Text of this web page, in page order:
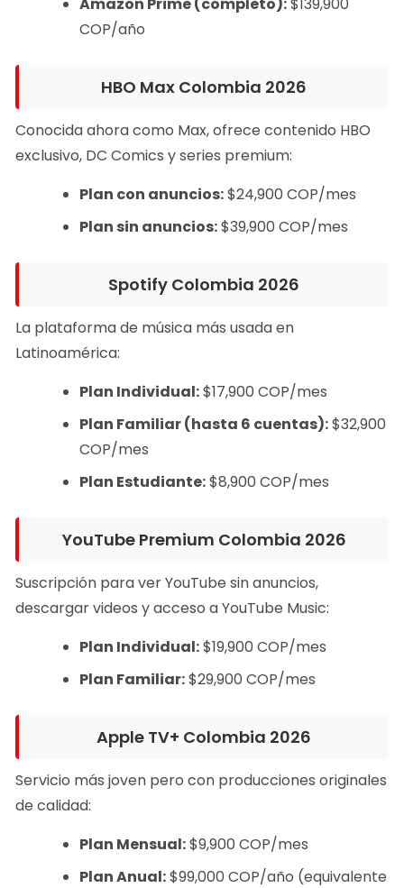
COP/año
HBO Max Colombia 2026
Conocida ahora como Max, ofrece contenido HBO
exclusivo, DC Comics y series premium:
Plan con anuncios:$24,900 COP/mes
Plan sin anuncios:$39,900 COP/mes
Spotify Colombia 2026
La plataforma de música más usada en
Latinoamérica:
Plan Individual:$17,900 COP/mes
Plan Familiar (hasta 6 cuentas):$32,900
COP/mes
Plan Estudiante:$8,900 COP/mes
YouTube Premium Colombia 2026
Suscripción para ver YouTube sin anuncios,
descargar videos y acceso a YouTube Music:
Plan Individual:$19,900 COP/mes
Plan Familiar:$29,900 COP/mes
Apple TV+ Colombia 2026
Servicio más joven pero con producciones originales
de calidad:
Plan Mensual:$9,900 COP/mes
Plan Anual:$99,000 COP/año (equivalente